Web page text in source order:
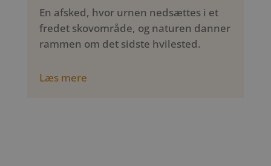
En afsked, hvor urnen nedsættes i et
fredet skovområde, og naturen danner
rammen om det sidste hvilested.
Læs mere